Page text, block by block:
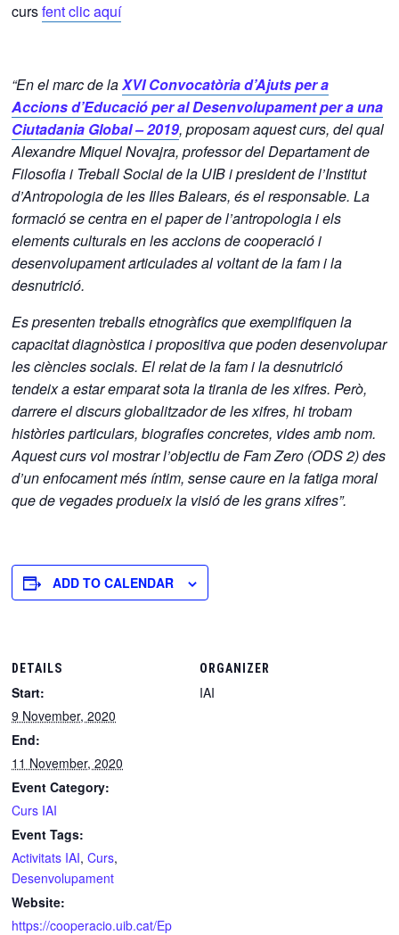
cursfent clic aquí
“En el marc de laXVI Convocatòria d’Ajuts per a
Accions d’Educació per al Desenvolupament per a una
Ciutadania Global – 2019, proposam aquest curs, del qual
Alexandre Miquel Novajra, professor del Departament de
Filosofia i Treball Social de la UIB i president de l’Institut
d’Antropologia de les Illes Balears, és el responsable. La
formació se centra en el paper de l’antropologia i els
elements culturals en les accions de cooperació i
desenvolupament articulades al voltant de la fam i la
desnutrició.
Es presenten treballs etnogràfics que exemplifiquen la
capacitat diagnòstica i propositiva que poden desenvolupar
les ciències socials. El relat de la fam i la desnutrició
tendeix a estar emparat sota la tirania de les xifres. Però,
darrere el discurs globalitzador de les xifres, hi trobam
històries particulars, biografies concretes, vides amb nom.
Aquest curs vol mostrar l’objectiu de Fam Zero (ODS 2) des
d’un enfocament més íntim, sense caure en la fatiga moral
que de vegades produeix la visió de les grans xifres”.
ADD TO CALENDAR
DETAILS
Start:
9 November, 2020
End:
11 November, 2020
Event Category:
Curs IAI
Event Tags:
Activitats IAI,Curs,
Desenvolupament
Website:
https://cooperacio.uib.cat/Ep
ORGANIZER
IAI